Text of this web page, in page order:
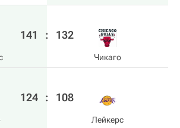
141 : 132
Чикаго
124 : 108
Лейкерс